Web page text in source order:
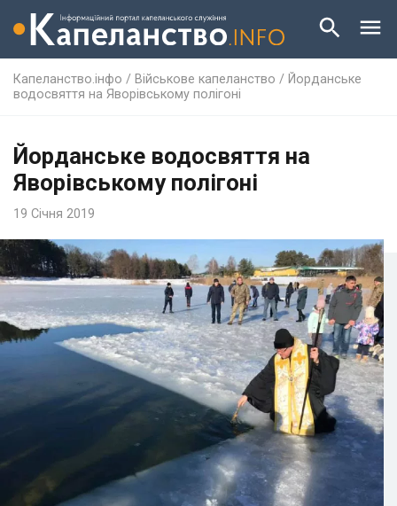
Капеланство.інфо / Військове капеланство / Йорданське
водосвяття на Яворівському полігоні
Йорданське водосвяття на
Яворівському полігоні
19 Січня 2019